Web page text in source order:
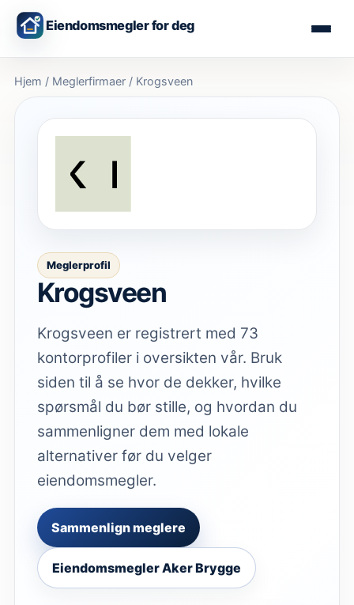
Eiendomsmegler for deg
Hjem / Meglerfirmaer / Krogsveen
Meglerprofil
Krogsveen
Krogsveen er registrert med 73
kontorprofiler i oversikten vår. Bruk
siden til å se hvor de dekker, hvilke
spørsmål du bør stille, og hvordan du
sammenligner dem med lokale
alternativer før du velger
eiendomsmegler.
Sammenlign meglere
Eiendomsmegler Aker Brygge